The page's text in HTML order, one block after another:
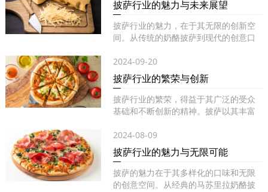
披萨行业的魅力与未来展望
披萨行业的魅力，在于其无限的创新空
间。从传统的奶酪披萨到现代的创意口
2024-09-20
披萨行业的繁荣与创新
披萨行业的繁荣，得益于其广泛的受众
基础和不断创新的精神。披萨以其丰富
2024-08-09
披萨行业的魅力与无限可能
披萨的魅力在于其多样化的口味和无限
的创意空间。从经典的马苏里拉奶酪披